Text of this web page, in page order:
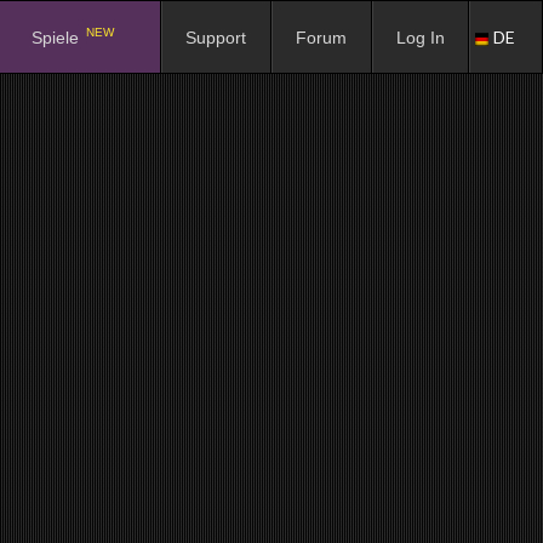
Spiele NEW Support Forum Log In DE